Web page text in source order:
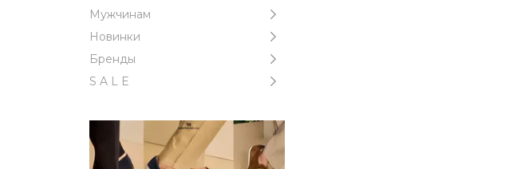
Мужчинам
Новинки
Бренды
S A L E